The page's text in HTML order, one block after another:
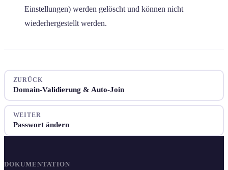
Einstellungen) werden gelöscht und können nicht
wiederhergestellt werden.
ZURÜCK
Domain-Validierung & Auto-Join
WEITER
Passwort ändern
DOKUMENTATION